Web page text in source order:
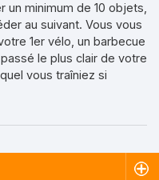
minimum de 10 objets,
au suivant. Vous vous
1er vélo, un barbecue
le plus clair de votre
vous traîniez si